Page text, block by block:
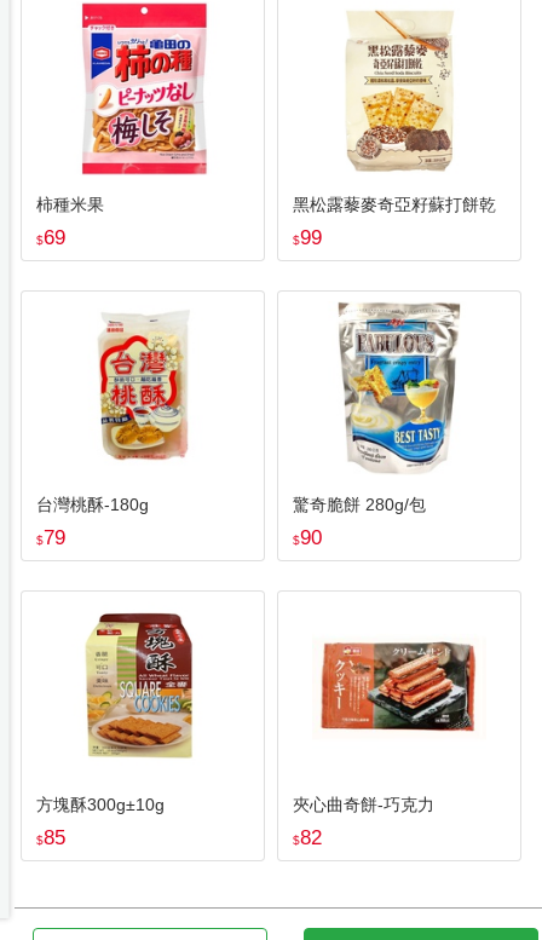
柿種米果
$69
黑松露藜麥奇亞籽蘇打餅乾
$99
台灣桃酥-180g
$79
驚奇脆餅 280g/包
$90
方塊酥300g±10g
$85
夾心曲奇餅-巧克力
$82